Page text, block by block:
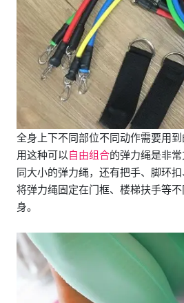
全身上下不同部位不同动作需要用
用这种可以 自由组合的弹力绳是非
同大小的弹力绳，还有把手、脚环
将弹力绳固定在门框、楼梯扶手等
身。